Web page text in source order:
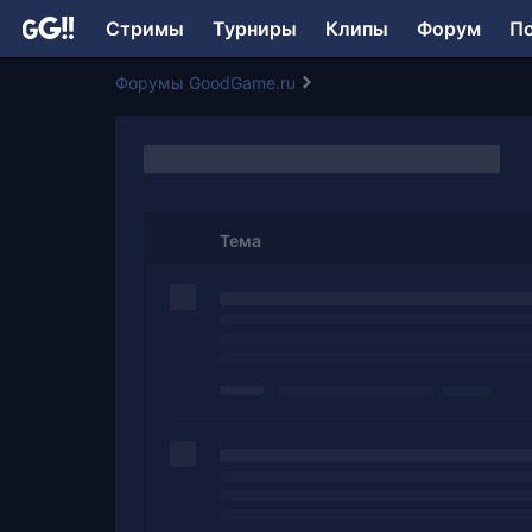
Стримы Турниры Клипы Форум
Форумы GoodGame.ru
Тема